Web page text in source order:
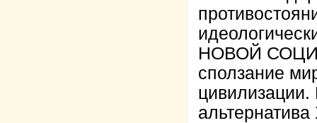
НОВОЙ
сползание
цивилизации.